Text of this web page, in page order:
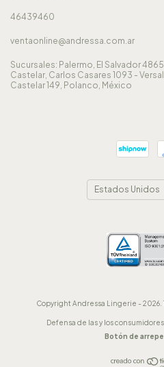
46439460
ventaonline@andressa.com.ar
Sucursales: Palermo, El Salvador
Castelar, Carlos Casares 1093 -
Castelar 149, Polanco, México
Copyright Andressa Lingerie - 2026.
Defensa de las y los
Botón de